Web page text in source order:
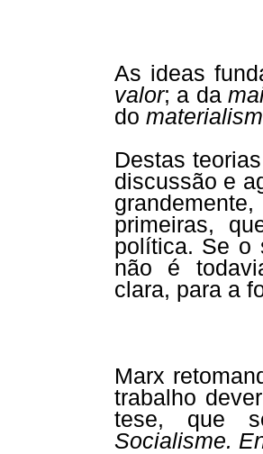
As ideas
valor; a da
do
Destas
discussão e
primeiras,
política. Se o
não é
clara, para a
Marx
trabalho
tese, que
Socialisme.